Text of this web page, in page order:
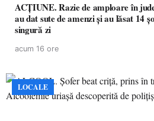
ACȚIUNE. Razie de amploare în
au dat sute de amenzi și au lăsat 14
singură zi
acum 16 ore
LOCALE